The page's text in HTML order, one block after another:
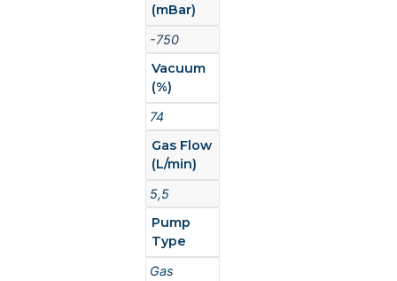
(mBar)
-750
Vacuum
(%)
74
Gas Flow
(L/min)
5,5
Pump
Type
Gas